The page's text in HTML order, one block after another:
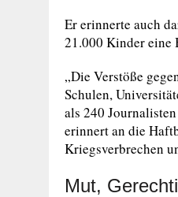
Er erinnerte auch
21.000 Kinder eine
„Die Verstöße
Schulen,
als 240
erinnert an die
Kriegsverbrechen
Mut,